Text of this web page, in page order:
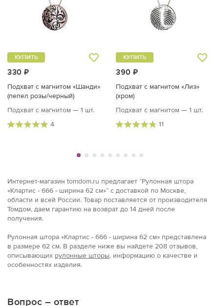
330 ₽
КУПИТЬ
Подхват с магнитом «Шанди»
(пепел розы/черный)
Подхват с магнитом — 1 шт.
4
390 ₽
КУПИТЬ
Подхват с магнитом «Лиз»
(хром)
Подхват с магнитом — 1 шт.
11
Интернет-магазин tomdom.ru предлагает “Рулонная штора
«Клартис - 666 - ширина 62 см»” с доставкой по Москве,
области и всей России. Товар поставляется от производителя
Томдом, даем гарантию на возврат до 14 дней после
получения.
Рулонная штора «Клартис - 666 - ширина 62 см» представлена
в размерe 62 см. В разделе ниже вы найдете 208 отзывов,
описывающих рулонные шторы, информацию о качестве и
особенностях изделия.
Вопрос – ответ